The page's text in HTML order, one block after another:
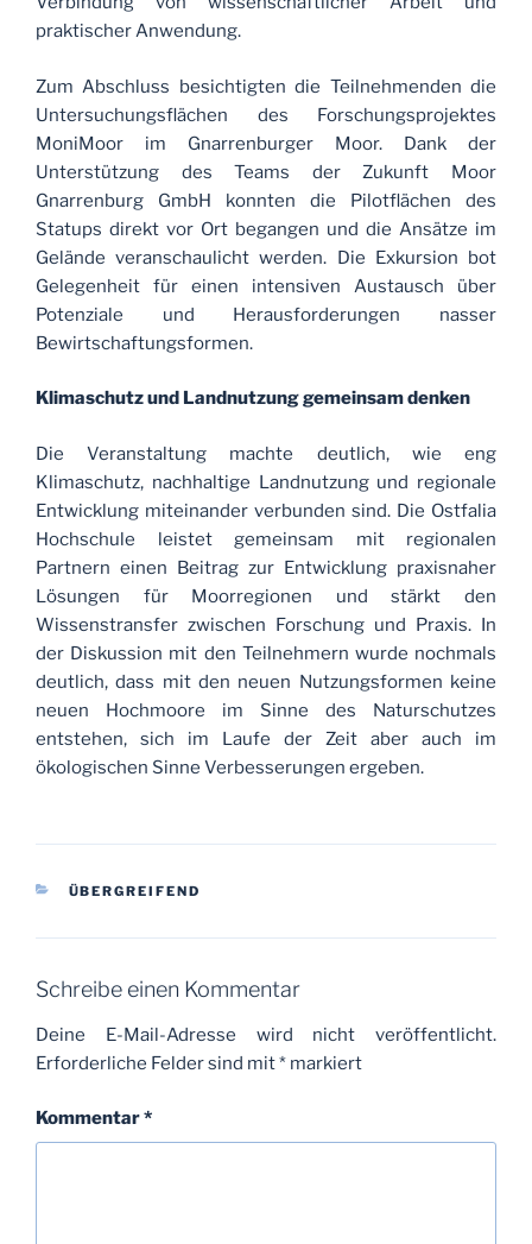
praktischer Anwendung.
Zum Abschluss besichtigten die Teilnehmenden die
Untersuchungsflächen des Forschungsprojektes
MoniMoor im Gnarrenburger Moor. Dank der
Unterstützung des Teams der Zukunft Moor
Gnarrenburg GmbH konnten die Pilotflächen des
Statups direkt vor Ort begangen und die Ansätze im
Gelände veranschaulicht werden. Die Exkursion bot
Gelegenheit für einen intensiven Austausch über
Potenziale und Herausforderungen nasser
Bewirtschaftungsformen.
Klimaschutz und Landnutzung gemeinsam denken
Die Veranstaltung machte deutlich, wie eng
Klimaschutz, nachhaltige Landnutzung und regionale
Entwicklung miteinander verbunden sind. Die Ostfalia
Hochschule leistet gemeinsam mit regionalen
Partnern einen Beitrag zur Entwicklung praxisnaher
Lösungen für Moorregionen und stärkt den
Wissenstransfer zwischen Forschung und Praxis. In
der Diskussion mit den Teilnehmern wurde nochmals
deutlich, dass mit den neuen Nutzungsformen keine
neuen Hochmoore im Sinne des Naturschutzes
entstehen, sich im Laufe der Zeit aber auch im
ökologischen Sinne Verbesserungen ergeben.
KATEGORIEN
ÜBERGREIFEND
Schreibe einen Kommentar
Deine E-Mail-Adresse wird nicht veröffentlicht.
Erforderliche Felder sind mit* markiert
Kommentar*